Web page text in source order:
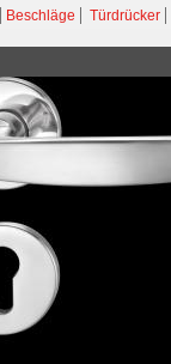
Beschläge Türdrücker